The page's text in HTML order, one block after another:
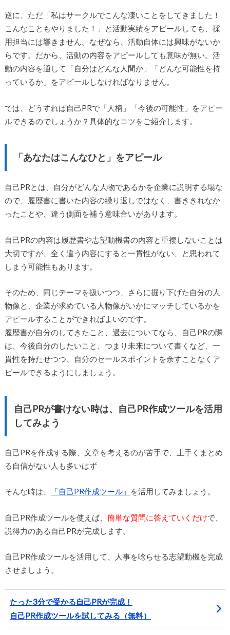
逆に、ただ「私はサークルでこんな凄いことをしてきました！
こんなこともやりました！」と活動実績をアピールしても、採
用担当には響きません。なぜなら、活動自体には興味がないか
らです。だから、活動の内容をアピールしても意味が無い。活
動の内容を通して「自分はどんな人間か」「どんな可能性を持
っているか」をアピールしなければなりません。
では、どうすれば自己PRで「人柄」「今後の可能性」をアピー
ルできるのでしょうか？具体的なコツをご紹介します。
「あなたはこんなひと」をアピール
自己PRとは、自分がどんな人物であるかを企業に説明する場な
ので、履歴書に書いた内容の繰り返しではなく、書ききれなか
ったことや、違う側面を補う意味合いがあります。
自己PRの内容は履歴書や志望動機書の内容と重複しないことは
大切ですが、全く違う内容にすると一貫性がない、と思われて
しまう可能性もあります。
そのため、同じテーマを扱いつつ、さらに掘り下げた自分の人
物像と、企業が求めている人物像がいかにマッチしているかを
アピールすることができればよいのです。
履歴書が自分のしてきたこと、過去についてなら、自己PRの際
は、今後自分のしたいこと、つまり未来について書くなど、一
貫性を持たせつつ、自分のセールスポイントを余すことなくア
ピールできるようにしましょう。
自己PRが書けない時は、自己PR作成ツールを活用
してみよう
自己PRを作成する際、文章を考えるのが苦手で、上手くまとめ
る自信がない人も多いはず
そんな時は、 「自己PR作成ツール」 を活用してみましょう。
自己PR作成ツールを使えば、 簡単な質問に答えていくだけで、
説得力のある自己PRが完成します。
自己PR作成ツールを活用して、人事を唸らせる志望動機を完成
させましょう。
たった3分で受かる自己PRが完成！
自己PR作成ツールを試してみる（無料）